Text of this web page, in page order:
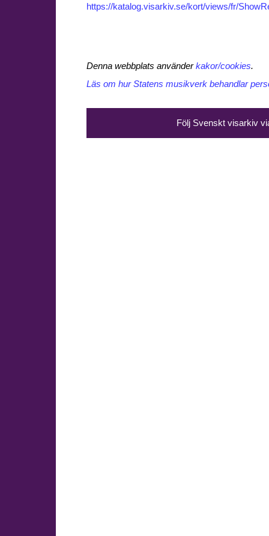
https://katalog.visarkiv.se/kort/views/fr/
Denna webbplats använderkakor/cookies.
Läs om hur Statens musikverk behandlar
Följ Svenskt visarkiv